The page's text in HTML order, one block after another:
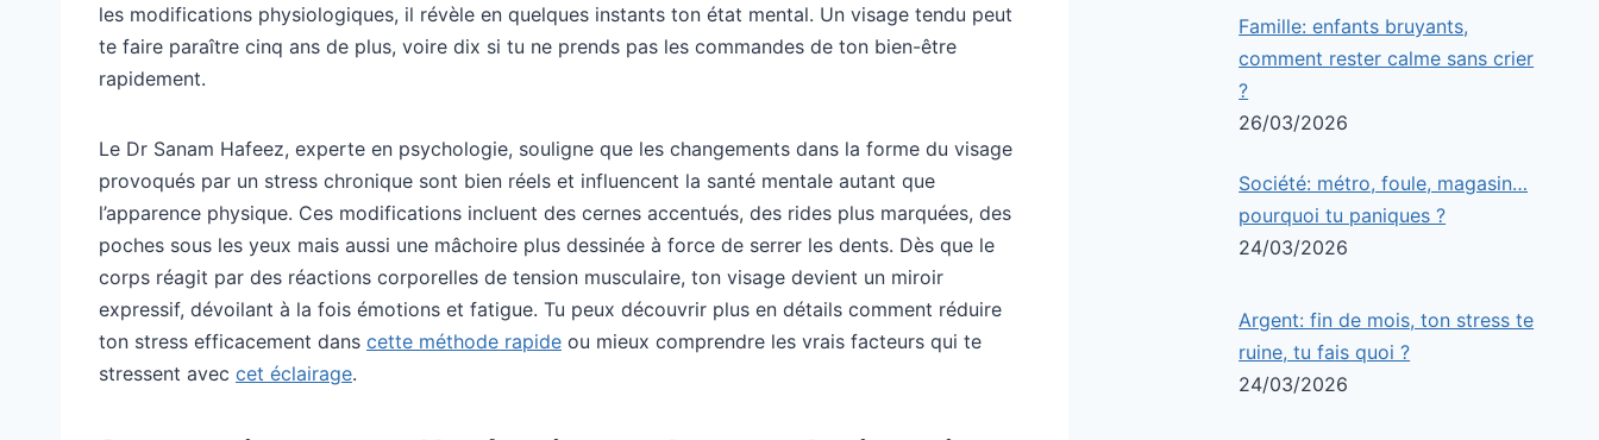
les modifications physiologiques, il révèle en quelques instants ton état mental. Un visage tendu peut
te faire paraître cinq ans de plus, voire dix si tu ne prends pas les commandes de ton bien-être
rapidement.
Le Dr Sanam Hafeez, experte en psychologie, souligne que les changements dans la forme du visage
provoqués par un stress chronique sont bien réels et influencent la santé mentale autant que
l’apparence physique. Ces modifications incluent des cernes accentués, des rides plus marquées, des
poches sous les yeux mais aussi une mâchoire plus dessinée à force de serrer les dents. Dès que le
corps réagit par des réactions corporelles de tension musculaire, ton visage devient un miroir
expressif, dévoilant à la fois émotions et fatigue. Tu peux découvrir plus en détails comment réduire
ton stress efficacement dans cette méthode rapide ou mieux comprendre les vrais facteurs qui te
stressent avec cet éclairage.
Famille: enfants bruyants,
comment rester calme sans crier
?
26/03/2026
Société: métro, foule, magasin…
pourquoi tu paniques ?
24/03/2026
Argent: fin de mois, ton stress te
ruine, tu fais quoi ?
24/03/2026